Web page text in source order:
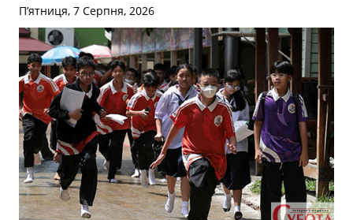
П’ятниця, 7 Серпня, 2026